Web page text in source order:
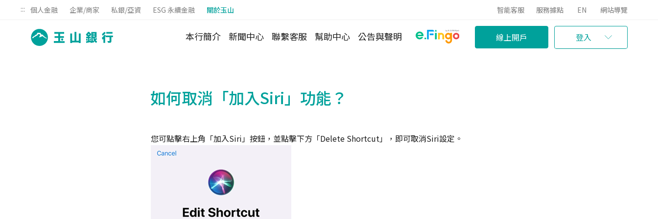
::: 個人金融 企業/商家 私銀/亞資 ESG 永續金融 關於玉山 智能客服 服務據點 EN 網站導覽
本行簡介 新聞中心 聯繫客服 幫助中心 公告與聲明 線上開戶 登入
如何取消「加入Siri」功能？
您可點擊右上角「加入Siri」按鈕，並點擊下方「Delete Shortcut」，即可取消Siri設定。